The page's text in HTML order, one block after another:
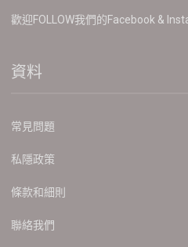
歡迎FOLLOW我們的Facebook &
資料
常見問題
私隱政策
條款和細則
聯絡我們